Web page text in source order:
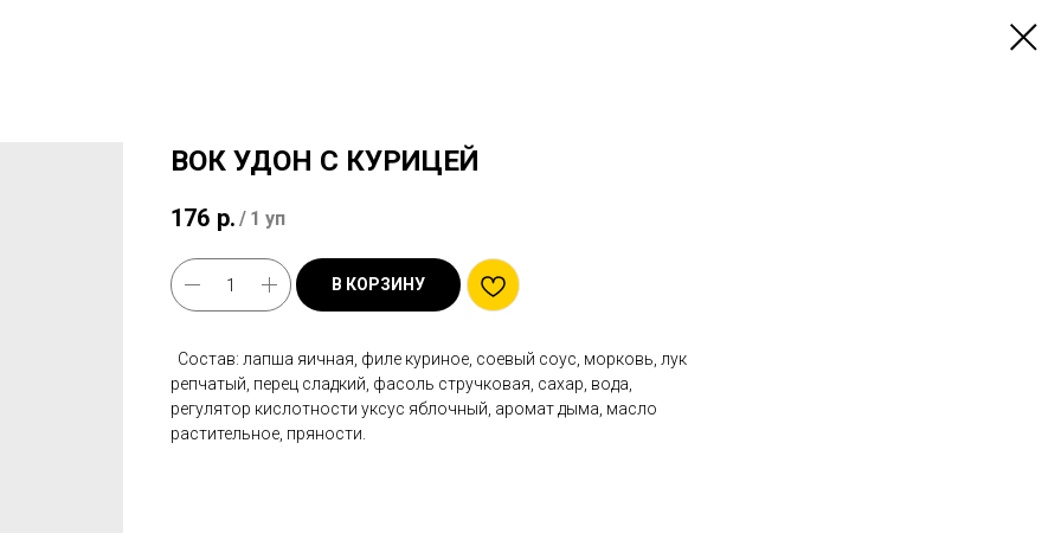
ВОК УДОН С КУРИЦЕЙ
176 р. / 1 уп
В КОРЗИНУ
Состав: лапша яичная, филе куриное, соевый соус, морковь, лук
репчатый, перец сладкий, фасоль стручковая, сахар, вода,
регулятор кислотности уксус яблочный, аромат дыма, масло
растительное, пряности.